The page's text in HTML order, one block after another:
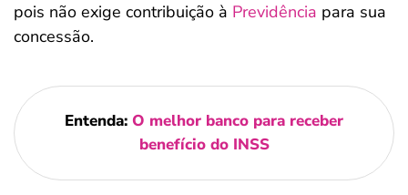
pois não exige contribuição à Previdência para sua
concessão.
Entenda: O melhor banco para receber
benefício do INSS